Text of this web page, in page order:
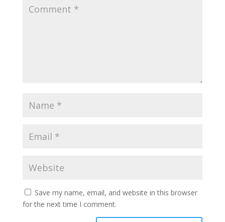
Save my name, email, and website in this browser
for the next time I comment.